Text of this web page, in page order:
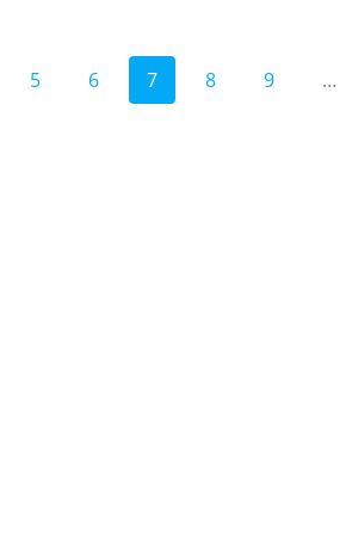
Página
5 Página
6 Página
7 Página
8 Página
9 …